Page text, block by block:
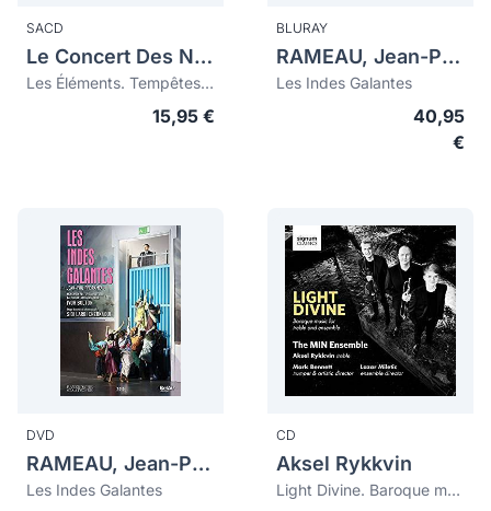
SACD
Le Concert Des Nations
Les Éléments. Tempêtes, Orages & Fêtes Marines
15,95 €
BLURAY
RAMEAU, Jean-Philippe (1683-1764)
Les Indes Galantes
40,95
€
DVD
RAMEAU, Jean-Philippe (1683-1764)
Les Indes Galantes
CD
Aksel Rykkvin
Light Divine. Baroque music for treble and ensemble